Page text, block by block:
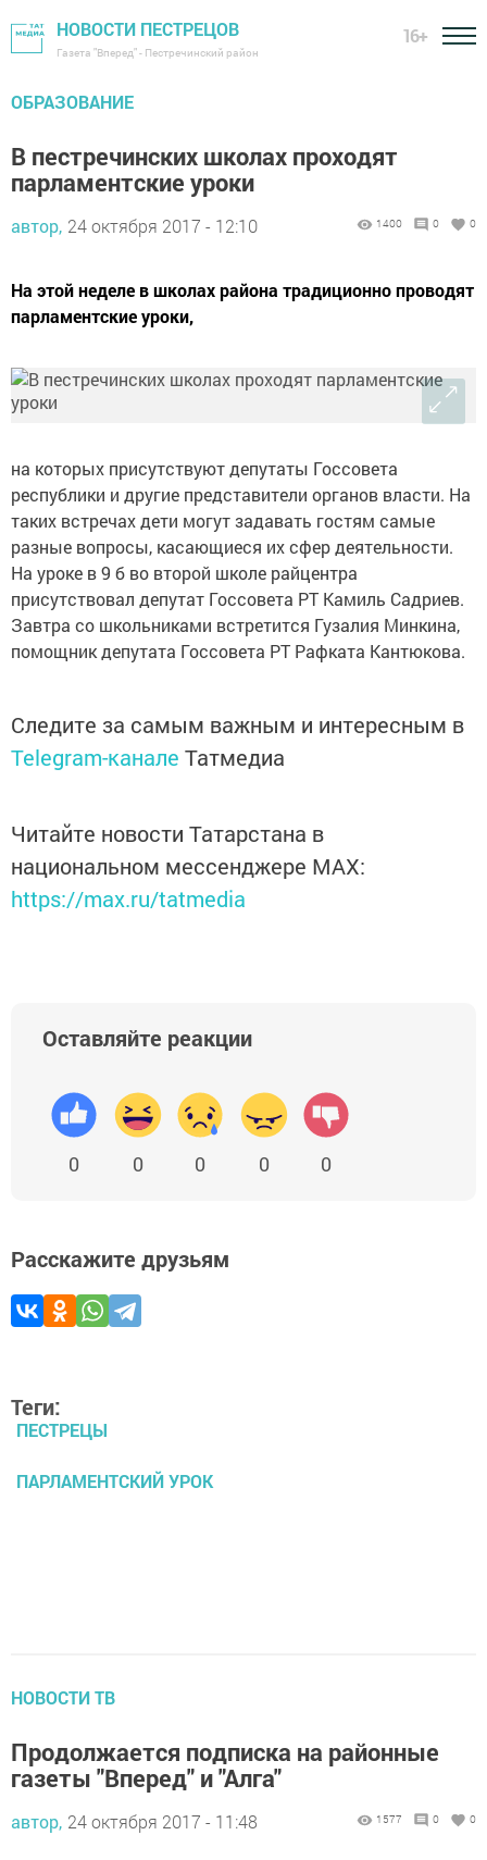
НОВОСТИ ПЕСТРЕЦОВ
Газета "Вперед" - Пестречинский район
16+
ОБРАЗОВАНИЕ
В пестречинских школах проходят
парламентские уроки
автор, 24 октября 2017 - 12:10 1400 0 0
На этой неделе в школах района традиционно проводят
парламентские уроки,
на которых присутствуют депутаты Госсовета
республики и другие представители органов власти. На
таких встречах дети могут задавать гостям самые
разные вопросы, касающиеся их сфер деятельности.
На уроке в 9 б во второй школе райцентра
присутствовал депутат Госсовета РТ Камиль Садриев.
Завтра со школьниками встретится Гузалия Минкина,
помощник депутата Госсовета РТ Рафката Кантюкова.
Следите за самым важным и интересным в
Telegram-канале Татмедиа
Читайте новости Татарстана в
национальном мессенджере MАХ:
https://max.ru/tatmedia
Оставляйте реакции
0 0 0 0 0
Расскажите друзьям
Теги:
ПЕСТРЕЦЫ
ПАРЛАМЕНТСКИЙ УРОК
НОВОСТИ ТВ
Продолжается подписка на районные
газеты "Вперед" и "Алга"
автор, 24 октября 2017 - 11:48 1577 0 0